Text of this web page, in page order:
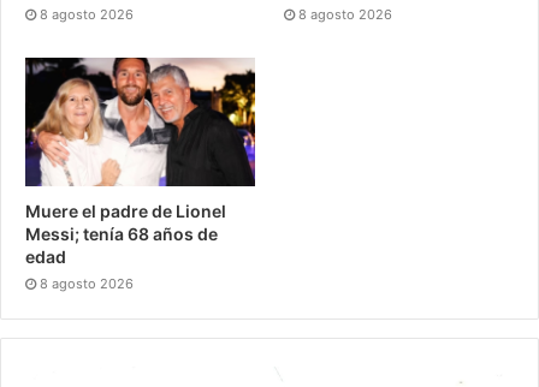
8 agosto 2026 8 agosto 2026
Muere el padre de Lionel
Messi; tenía 68 años de
edad
8 agosto 2026